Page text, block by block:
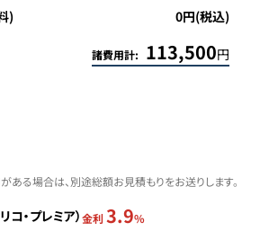
)
0円(税込)
諸費用計: 113,500円
る場合は、別途総額お見積もりをお送りします。
コ・プレミア）金利 3.9%